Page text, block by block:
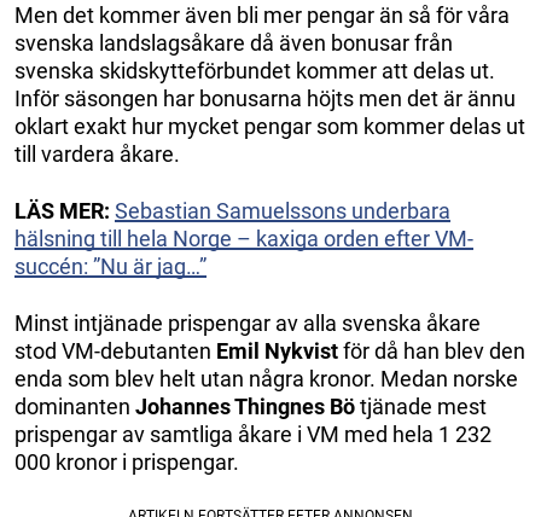
Men det kommer även bli mer pengar än så för våra
svenska landslagsåkare då även bonusar från
svenska skidskytteförbundet kommer att delas ut.
Inför säsongen har bonusarna höjts men det är ännu
oklart exakt hur mycket pengar som kommer delas ut
till vardera åkare.
LÄS MER: Sebastian Samuelssons underbara
hälsning till hela Norge – kaxiga orden efter VM-
succén: ”Nu är jag…”
Minst intjänade prispengar av alla svenska åkare
stod VM-debutanten Emil Nykvistför då han blev den
enda som blev helt utan några kronor. Medan norske
dominanten Johannes Thingnes Bötjänade mest
prispengar av samtliga åkare i VM med hela 1 232
000 kronor i prispengar.